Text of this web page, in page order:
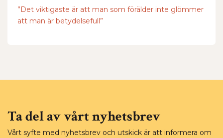
”Det viktigaste är att man som förälder inte glömmer
att man är betydelsefull”
Ta del av vårt nyhetsbrev
Vårt syfte med nyhetsbrev och utskick är att informera om